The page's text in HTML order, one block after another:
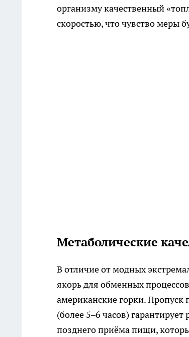
организму качественный
скоростью, что чувство меры
Метаболические
В отличие от модных
якорь для обменных
американские горки.
(более 5–6 часов)
позднего приёма пищи,